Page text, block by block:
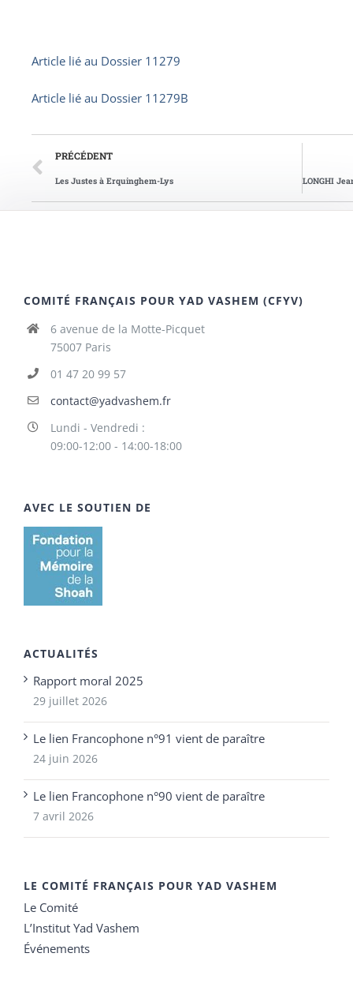
Article lié au Dossier 11279
Article lié au Dossier 11279B
PRÉCÉDENT
Les Justes à Erquinghem-Lys
COMITÉ FRANÇAIS POUR YAD VASHEM (CFYV)
6 avenue de la Motte-Picquet
75007 Paris
01 47 20 99 57
contact@yadvashem.fr
Lundi - Vendredi :
09:00-12:00 - 14:00-18:00
AVEC LE SOUTIEN DE
ACTUALITÉS
Rapport moral 2025
29 juillet 2026
Le lien Francophone n°91 vient de paraître
24 juin 2026
Le lien Francophone n°90 vient de paraître
7 avril 2026
LE COMITÉ FRANÇAIS POUR YAD VASHEM
Le Comité
L’Institut Yad Vashem
Événements